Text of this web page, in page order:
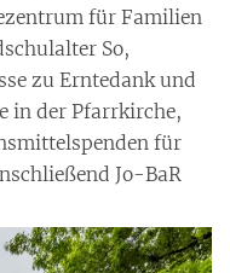
für Familien
So,
zu Erntedank und
in der Pfarrkirche,
für
Jo-BaR